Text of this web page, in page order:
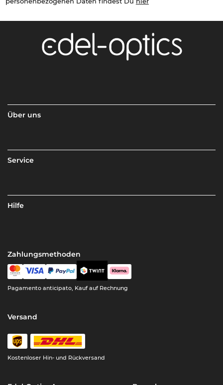
Über uns
Service
Hilfe
Zahlungsmethoden
Pagamento anticipato, Kauf auf Rechnung
Versand
Kostenloser Hin- und Rückversand